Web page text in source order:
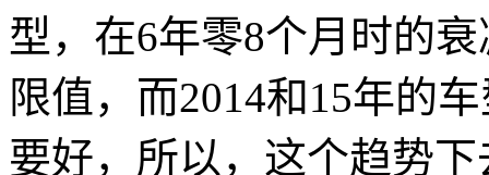
型，在6年零8个月时的
限值，而2014和15年的
要好，所以，这个趋势